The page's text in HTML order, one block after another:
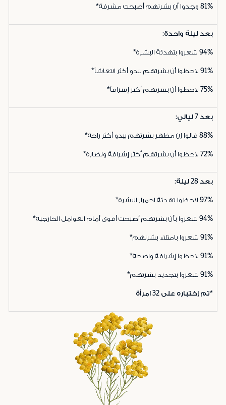
81% وجدوا أن بشرتهم أصبحت مشرقة*
بعد ليلة واحدة:
94% شعروا بتهدئة البشرة*
91% لاحظوا أن بشرتهم تبدو أكثر انتعاشاً*
75% لاحظوا أن بشرتهم أكثر إشراقاً*
بعد 7 ليالي:
88% قالوا إن مظهر بشرتهم يبدو أكثر راحة*
72% لاحظوا أن بشرتهم أكثر إشراقة ونضارة*
بعد 28 ليلة:
97% لاحظوا تهدئة احمرار البشرة*
94% شعروا بأن بشرتهم أصبحت أقوى أمام العوامل الخارجية*
91% شعروا بامتلاء بشرتهم*
91% لاحظوا إشراقة واضحة*
91% شعروا بتجديد بشرتهم*
*تم إختباره على 32 امرأة